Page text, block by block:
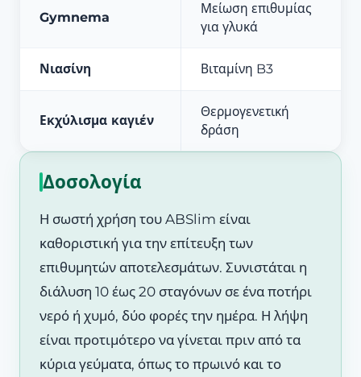
Gymnema
Μείωση επιθυμίας
για γλυκά
Νιασίνη Βιταμίνη B3
Εκχύλισμα καγιέν
Θερμογενετική
δράση
Δοσολογία
Η σωστή χρήση του ABSlim είναι
καθοριστική για την επίτευξη των
επιθυμητών αποτελεσμάτων. Συνιστάται η
διάλυση 10 έως 20 σταγόνων σε ένα ποτήρι
νερό ή χυμό, δύο φορές την ημέρα. Η λήψη
είναι προτιμότερο να γίνεται πριν από τα
κύρια γεύματα, όπως το πρωινό και το